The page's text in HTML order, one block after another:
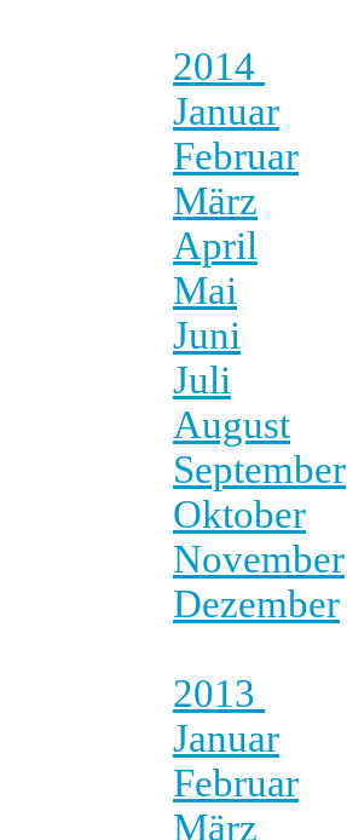
2014
Januar
Februar
März
April
Mai
Juni
Juli
August
September
Oktober
November
Dezember
2013
Januar
Februar
März